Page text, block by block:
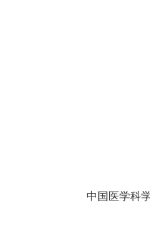
中国医学科